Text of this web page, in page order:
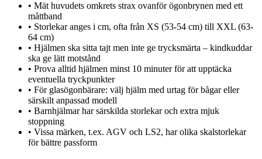
• Mät huvudets omkrets strax ovanför ögonbrynen med ett
måttband
• Storlekar anges i cm, ofta från XS (53-54 cm) till XXL (63-
64 cm)
• Hjälmen ska sitta tajt men inte ge trycksmärta – kindkuddar
ska ge lätt motstånd
• Prova alltid hjälmen minst 10 minuter för att upptäcka
eventuella tryckpunkter
• För glasögonbärare: välj hjälm med urtag för bågar eller
särskilt anpassad modell
• Barnhjälmar har särskilda storlekar och extra mjuk
stoppning
• Vissa märken, t.ex. AGV och LS2, har olika skalstorlekar
för bättre passform